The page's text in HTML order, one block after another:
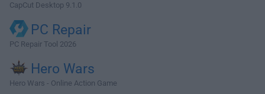
CapCut Desktop 9.1.0
PC Repair
PC Repair Tool 2026
Hero Wars
Hero Wars - Online Action Game